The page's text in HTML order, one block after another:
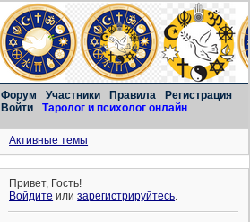
Форум Участники Правила
Регистрация
Войти
Таролог и психолог онлайн
Активные темы
Привет, Гость!
Войдите илизарегистрируйтесь.